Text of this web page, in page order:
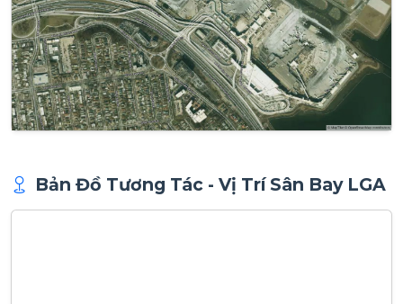
Bản Đồ Tương Tác - Vị Trí Sân Bay LGA